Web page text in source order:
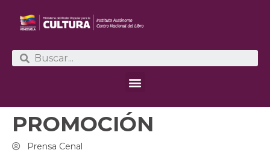
PROMOCIÓN
Prensa Cenal